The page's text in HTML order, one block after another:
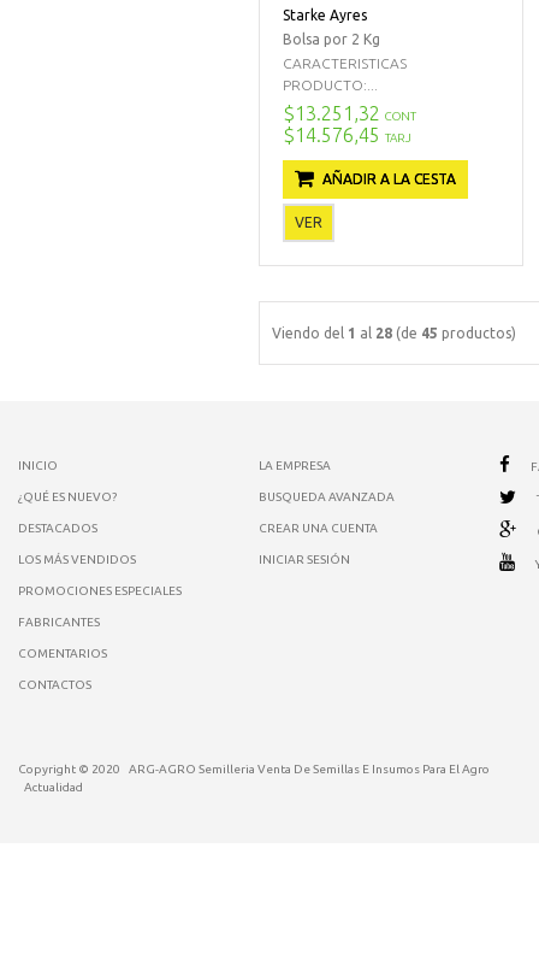
Starke Ayres
Bolsa por 2 Kg
CARACTERISTICAS
PRODUCTO:...
$13.251,32 CONT
$14.576,45 TARJ
AÑADIR A LA CESTA
VER
Viendo del 1 al 28 (de 45 productos)
INICIO
¿QUÉ ES NUEVO?
DESTACADOS
LOS MÁS VENDIDOS
PROMOCIONES ESPECIALES
FABRICANTES
COMENTARIOS
CONTACTOS
LA EMPRESA
BUSQUEDA AVANZADA
CREAR UNA CUENTA
INICIAR SESIÓN
Copyright © 2020
ARG-AGRO Semilleria Venta De Semillas E Insumos Para El Agro
Actualidad